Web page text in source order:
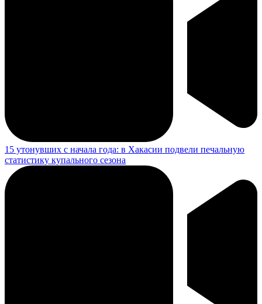
15 утонувших с начала года: в Хакасии подвели печальную
статистику купального сезона